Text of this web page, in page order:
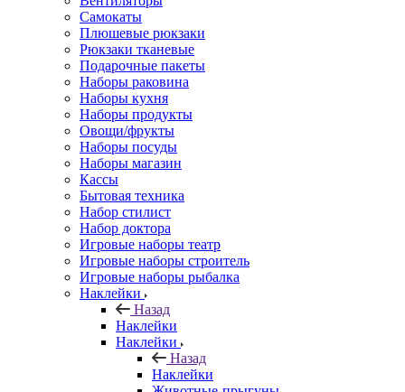
Самокаты
Плюшевые рюкзаки
Рюкзаки тканевые
Подарочные пакеты
Наборы раковина
Наборы кухня
Наборы продукты
Овощи/фрукты
Наборы посуды
Наборы магазин
Кассы
Бытовая техника
Набор стилист
Набор доктора
Игровые наборы театр
Игровые наборы строитель
Игровые наборы рыбалка
Наклейки
Назад
Наклейки
Наклейки
Назад
Наклейки